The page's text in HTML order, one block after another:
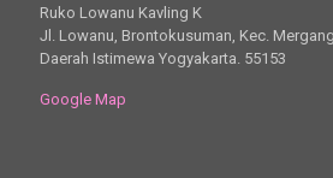
Ruko Lowanu Kavling K
Jl. Lowanu, Brontokusuman, Kec.
Daerah Istimewa Yogyakarta. 55153
Google Map